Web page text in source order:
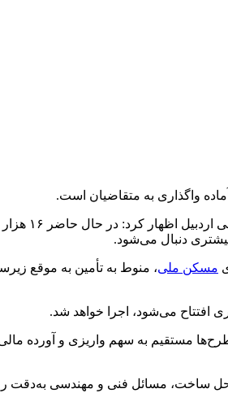
واگذاری به متقاضیان است.
دنبال می‌شود.
مسکن ملی، منوط به تأمین به‌ موقع
افتتاح می‌شود، اجرا خواهد شد.
مستقیم به سهم واریزی و آورده
ساخت، مسائل فنی و مهندسی